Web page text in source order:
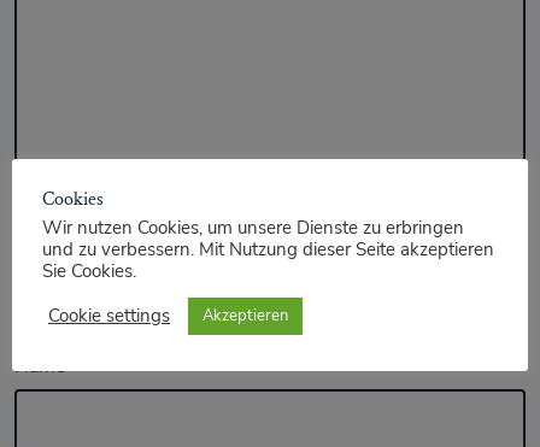
Name*
Cookies
Wir nutzen Cookies, um unsere Dienste zu erbringen
und zu verbessern. Mit Nutzung dieser Seite akzeptieren
Sie Cookies.
Cookie settings
Akzeptieren